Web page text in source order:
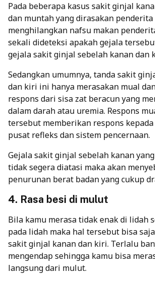
Pada beberapa kasus sakit ginjal
dan muntah yang dirasakan
menghilangkan nafsu makan
sekali dideteksi apakah gejala
gejala sakit ginjal sebelah kanan dan
Sedangkan umumnya, tanda sakit
dan kiri ini hanya merasakan mual
respons dari sisa zat beracun yang
dalam darah atau uremia. Respons
tersebut memberikan respons
pusat refleks dan sistem pencernaan.
Gejala sakit ginjal sebelah kanan
tidak segera diatasi maka akan
penurunan berat badan yang cukup
4. Rasa besi di mulut
Bila kamu merasa tidak enak di lidah
pada lidah maka hal tersebut bisa
sakit ginjal kanan dan kiri. Terlalu
mengendap sehingga kamu bisa
langsung dari mulut.